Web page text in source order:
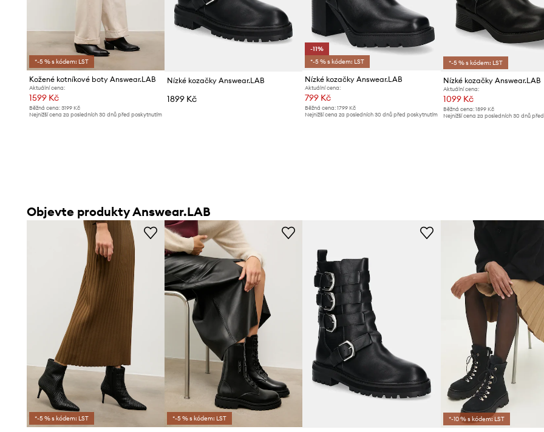
*-5 % s kódem: LST
Kožené kotníkové boty Answear.LAB
Aktuální cena:
1599 Kč
Běžná cena: 3199 Kč
Nejnižší cena za posledních 30 dnů před poskytnutím
Nízké kozačky Answear.LAB
1899 Kč
-11%
*-5 % s kódem: LST
Nízké kozačky Answear.LAB
Aktuální cena:
799 Kč
Běžná cena: 1799 Kč
Nejnižší cena za posledních 30 dnů před poskytnutím
*-5 % s kódem: LST
Nízké kozačky Answear.LAB
Aktuální cena:
1099 Kč
Běžná cena: 1899 Kč
Nejnižší cena za posledních 30 dnů
Objevte produkty Answear.LAB
*-5 % s kódem: LST *-5 % s kódem: LST *-10 % s kódem: LST